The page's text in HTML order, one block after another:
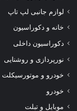
لوازم جانبی لپ تاپ
خانه و دکوراسیون
دکوراسیون داخلی
نورپردازی و روشنایی
خودرو و موتورسیکلت
خودرو
موبایل و تبلت